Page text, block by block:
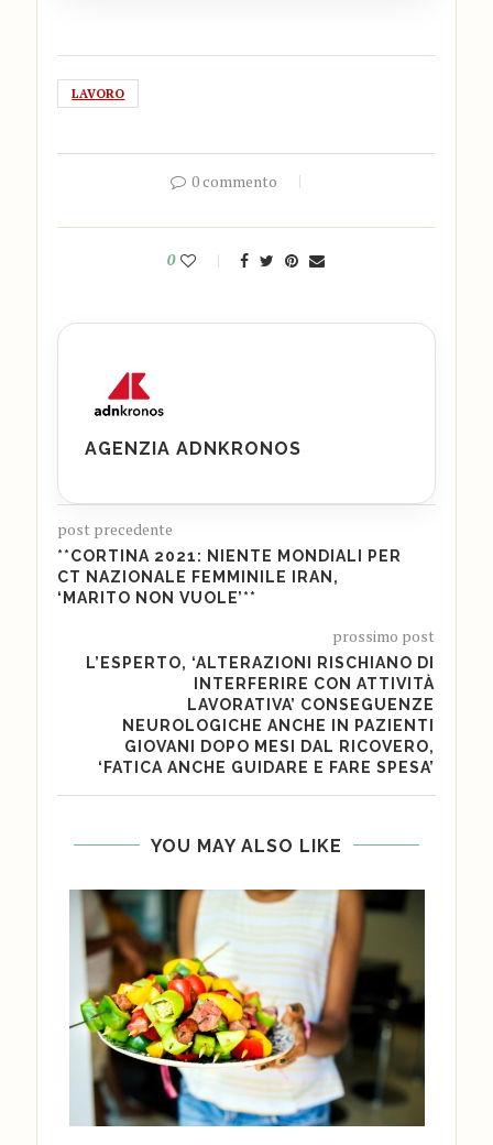
LAVORO
0 commento
0
AGENZIA ADNKRONOS
post precedente
**CORTINA 2021: NIENTE MONDIALI PER
CT NAZIONALE FEMMINILE IRAN,
‘MARITO NON VUOLE’**
prossimo post
L’ESPERTO, ‘ALTERAZIONI RISCHIANO DI
INTERFERIRE CON ATTIVITÀ
LAVORATIVA’ CONSEGUENZE
NEUROLOGICHE ANCHE IN PAZIENTI
GIOVANI DOPO MESI DAL RICOVERO,
‘FATICA ANCHE GUIDARE E FARE SPESA’
YOU MAY ALSO LIKE